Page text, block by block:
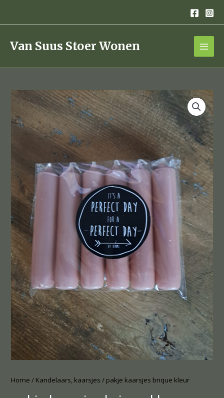
de
inhoudVan Suus Stoer Wonen
Home / Kandelaars, kaarsjes / pakje kaarsjes brique kleur
pakje
kaarsjes
brique
kleur